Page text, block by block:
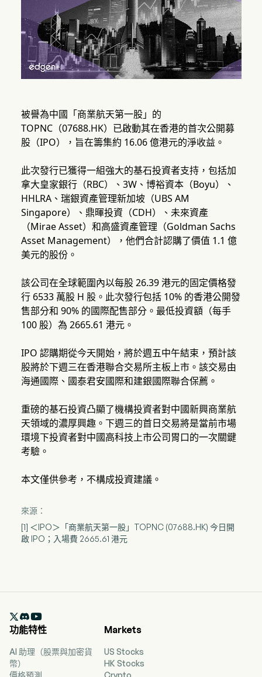
被譽為中國「商業航天第一股」的
TOPNC（07688.HK）已啟動其在香港的首次公開募
股（IPO），旨在籌集約 16.06 億港元的淨收益。
此次發行已獲得一組強大的基石投資者支持，包括加
拿大皇家銀行（RBC）、3W、博裕資本（Boyu）、
HHLRA、瑞銀資產管理新加坡（UBS AM
Singapore）、鼎暉投資（CDH）、未來資產
（Mirae Asset）和高盛資產管理（Goldman Sachs
Asset Management），他們合計認購了價值 1.1 億
美元的股份。
該公司在全球範圍內以每股 26.39 港元的固定價格發
行 6533 萬股 H 股。此次發行包括 10% 的香港公開發
售部分和 90% 的國際配售部分。最低投資額（每手
100 股）為 2665.61 港元。
IPO 認購期從今天開始，將於週五中午結束，預計該
股將於下週三在香港聯合交易所主板上市。該交易由
海通國際、國泰君安國際和建銀國際聯合保薦。
重磅的基石投資凸顯了機構投資者對中國新興商業航
天領域的濃厚興趣。下週三的首日交易將是當前市場
環境下投資者對中國高科技上市公司胃口的一次關鍵
考驗。
本文僅供參考，不構成投資建議。
來源：
[1] ＜IPO＞「商業航天第一股」TOPNC (07688.HK) 今日開
啟 IPO；入場費 2665.61 港元

功能特性
AI 助理（股票與加密貨
幣）
價格預測
Markets
US Stocks
HK Stocks
Crypto